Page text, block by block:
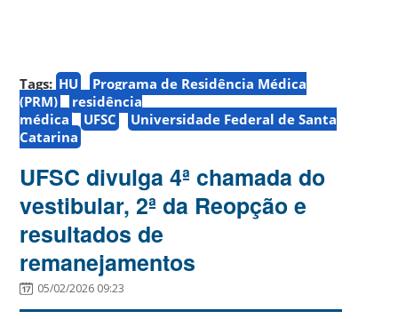
Tags: HU
Programa de Residência Médica
(PRM)
residência
médica
UFSC
Universidade Federal de Santa
Catarina
UFSC divulga 4ª chamada do
vestibular, 2ª da Reopção e
resultados de
remanejamentos
05/02/2026 09:23